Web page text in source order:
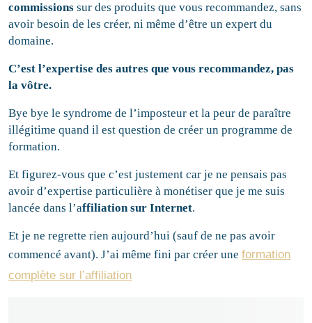
commissions sur des produits que vous recommandez, sans
avoir besoin de les créer, ni même d’être un expert du
domaine.
C’est l’expertise des autres que vous recommandez, pas
la vôtre.
Bye bye le syndrome de l’imposteur et la peur de paraître
illégitime quand il est question de créer un programme de
formation.
Et figurez-vous que c’est justement car je ne pensais pas
avoir d’expertise particulière à monétiser que je me suis
lancée dans l’affiliation sur Internet.
Et je ne regrette rien aujourd’hui (sauf de ne pas avoir
commencé avant). J’ai même fini par créer uneformation
complète sur l’affiliation